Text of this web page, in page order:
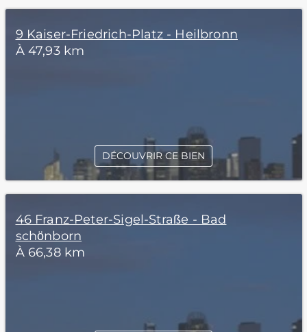
9 Kaiser-Friedrich-Platz - Heilbronn
À 47,93 km
DÉCOUVRIR CE BIEN
46 Franz-Peter-Sigel-Straße - Bad
schönborn
À 66,38 km